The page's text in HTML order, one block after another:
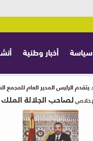
سياسة أخبار وطنية